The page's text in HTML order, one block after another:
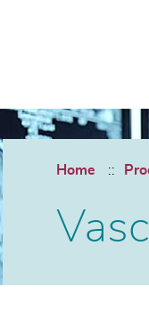
Home